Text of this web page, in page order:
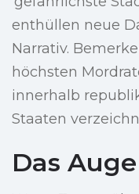
enthüllen neue
Narrativ.
höchsten
innerhalb
Staaten
Das